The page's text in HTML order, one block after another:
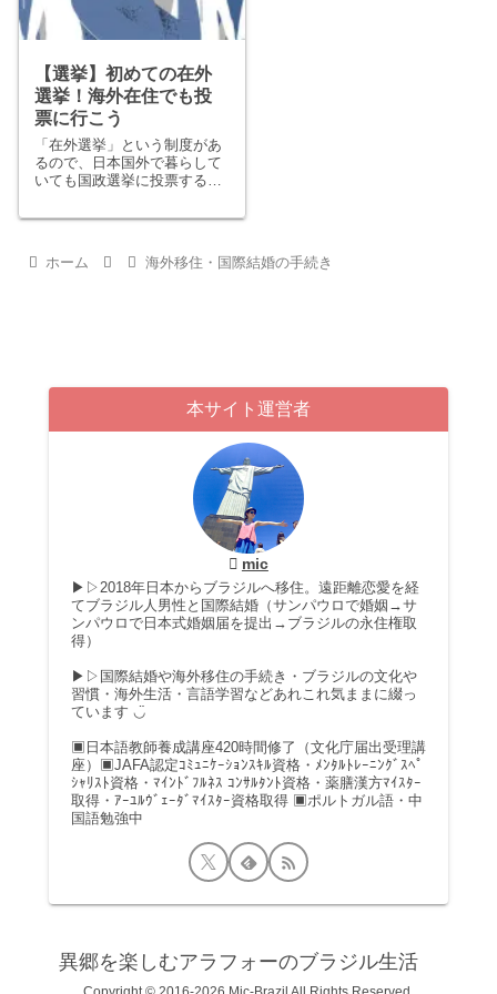
【選挙】初めての在外
選挙！海外在住でも投
票に行こう
「在外選挙」という制度があ
るので、日本国外で暮らして
いても国政選挙に投票するこ
の交付には2ヶ月程度要する
ましいでしょう。海外渡航
ホーム 海外移住・国際結婚の手続き
本サイト運営者
mic
▶▷2018年日本からブラジルへ移住。遠距離恋愛を経
てブラジル人男性と国際結婚（サンパウロで婚姻→サ
ンパウロで日本式婚姻届を提出→ブラジルの永住権取
得）
▶▷国際結婚や海外移住の手続き・ブラジルの文化や
習慣・海外生活・言語学習などあれこれ気ままに綴っ
ています ◡̈
▣日本語教師養成講座420時間修了（文化庁届出受理講
座）▣JAFA認定ｺﾐｭﾆｹｰｼｮﾝｽｷﾙ資格・ﾒﾝﾀﾙﾄﾚｰﾆﾝｸﾞｽﾍﾟ
ｼｬﾘｽﾄ資格・ﾏｲﾝﾄﾞﾌﾙﾈｽ ｺﾝｻﾙﾀﾝﾄ資格・薬膳漢方ﾏｲｽﾀｰ
取得・ｱｰﾕﾙｳﾞｪｰﾀﾞﾏｲｽﾀｰ資格取得 ▣ポルトガル語・中
国語勉強中
異郷を楽しむアラフォーのブラジル生活